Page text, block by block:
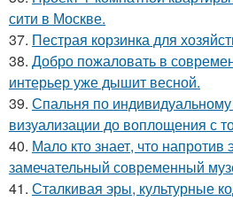
сити в Москве.
37. Пестрая корзинка для
38. Добро пожаловать в
интерьер уже дышит весной.
39. Спальня по индивидуальному
визуализации до воплощения с
40. Мало кто знает, что напротив
замечательный современный
41. Сталкивая эры, культурные